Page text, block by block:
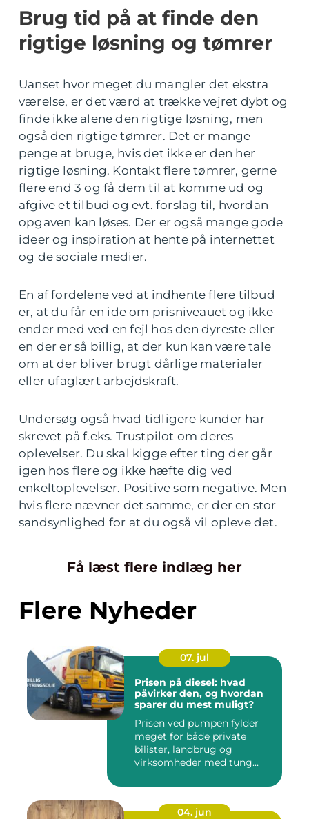
Brug tid på at finde den
rigtige løsning og tømrer
Uanset hvor meget du mangler det ekstra
værelse, er det værd at trække vejret dybt og
finde ikke alene den rigtige løsning, men
også den rigtige tømrer. Det er mange
penge at bruge, hvis det ikke er den her
rigtige løsning. Kontakt flere tømrer, gerne
flere end 3 og få dem til at komme ud og
afgive et tilbud og evt. forslag til, hvordan
opgaven kan løses. Der er også mange gode
ideer og inspiration at hente på internettet
og de sociale medier.
En af fordelene ved at indhente flere tilbud
er, at du får en ide om prisniveauet og ikke
ender med ved en fejl hos den dyreste eller
en der er så billig, at der kun kan være tale
om at der bliver brugt dårlige materialer
eller ufaglært arbejdskraft.
Undersøg også hvad tidligere kunder har
skrevet på f.eks. Trustpilot om deres
oplevelser. Du skal kigge efter ting der går
igen hos flere og ikke hæfte dig ved
enkeltoplevelser. Positive som negative. Men
hvis flere nævner det samme, er der en stor
sandsynlighed for at du også vil opleve det.
Få læst flere indlæg her
Flere Nyheder
07. jul
Prisen på diesel: hvad
påvirker den, og hvordan
sparer du mest muligt?
Prisen ved pumpen fylder
meget for både private
bilister, landbrug og
virksomheder med tung
04. jun